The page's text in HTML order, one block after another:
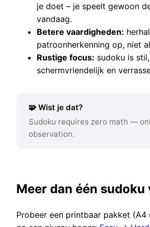
je doet – je speelt gewoon
vandaag.
Betere vaardigheden:
patroonherkenning op, niet
Rustige focus: sudoku is stil,
schermvriendelijk en
🧩 Wist je dat?
Sudoku requires zero math —
observation.
Meer dan één sudoku
Probeer een printbaar pakket